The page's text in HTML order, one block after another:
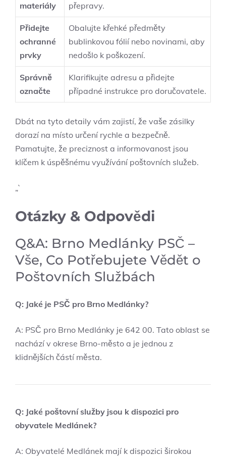
materiály
přepravy.
Přidejte
ochranné
prvky
Obalujte křehké předměty
bublinkovou fólií nebo novinami, aby
nedošlo k poškození.
Správně
označte
Klarifikujte adresu a přidejte
případné instrukce pro doručovatele.
Dbát na tyto detaily vám zajistí, že vaše zásilky
dorazí na místo určení rychle a bezpečně.
Pamatujte, že preciznost a informovanost jsou
klíčem k úspěšnému využívání poštovních služeb.
„`
Otázky & Odpovědi
Q&A: Brno Medlánky PSČ –
Vše, Co Potřebujete Vědět o
Poštovních Službách
Q: Jaké je PSČ pro Brno Medlánky?
A: PSČ pro Brno Medlánky je 642 00. Tato oblast se
nachází v okrese Brno-město a je jednou z
klidnějších částí města.
Q: Jaké poštovní služby jsou k dispozici pro
obyvatele Medlánek?
A: Obyvatelé Medlánek mají k dispozici širokou